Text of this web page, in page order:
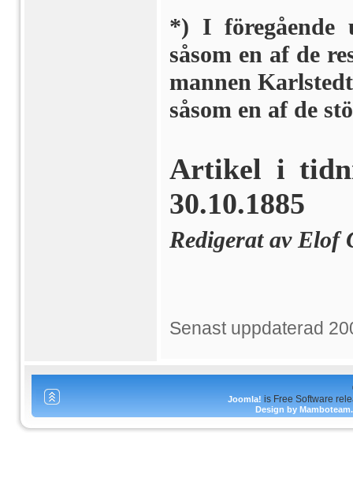
*) I föregående
såsom en af de
mannen
såsom en af de
Artikel i
30.10.1885
Redigerat av Elof
Senast uppdaterad
Joomla! is Free Software
Design by